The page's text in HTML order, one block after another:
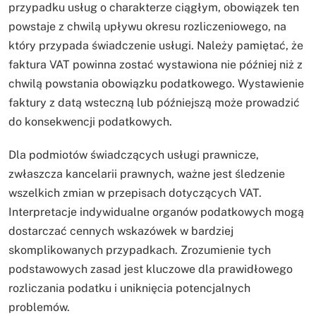
przypadku usług o charakterze ciągłym, obowiązek ten
powstaje z chwilą upływu okresu rozliczeniowego, na
który przypada świadczenie usługi. Należy pamiętać, że
faktura VAT powinna zostać wystawiona nie później niż z
chwilą powstania obowiązku podatkowego. Wystawienie
faktury z datą wsteczną lub późniejszą może prowadzić
do konsekwencji podatkowych.
Dla podmiotów świadczących usługi prawnicze,
zwłaszcza kancelarii prawnych, ważne jest śledzenie
wszelkich zmian w przepisach dotyczących VAT.
Interpretacje indywidualne organów podatkowych mogą
dostarczać cennych wskazówek w bardziej
skomplikowanych przypadkach. Zrozumienie tych
podstawowych zasad jest kluczowe dla prawidłowego
rozliczania podatku i uniknięcia potencjalnych
problemów.